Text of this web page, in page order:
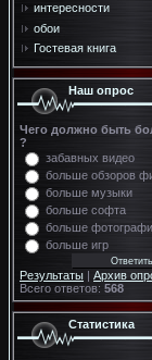
интересности
обои
Гостевая книга
Наш опрос
Чего должно быть
?
забавных видео
больше обзоров
больше музыки
больше софта
больше
больше игр
Результаты | Архив
Всего ответов: 568
Статистика